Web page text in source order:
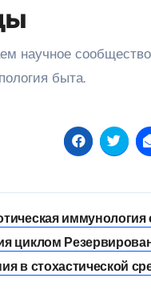
научное
быта.
иммунология
циклом
в стохастической